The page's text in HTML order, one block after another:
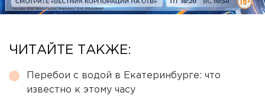
ЧИТАЙТЕ ТАКЖЕ:
Перебои с водой в Екатеринбурге: что
известно к этому часу